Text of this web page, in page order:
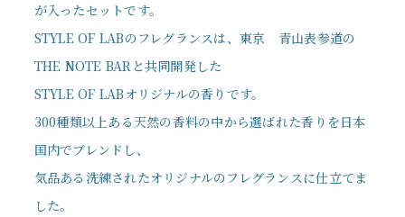
が入ったセットです。
STYLE OF LABのフレグランスは、東京 青山表参道の
THE NOTE BARと共同開発した
STYLE OF LABオリジナルの香りです。
300種類以上ある天然の香料の中から選ばれた香りを日本
国内でブレンドし、
気品ある洗練されたオリジナルのフレグランスに仕立てま
した。